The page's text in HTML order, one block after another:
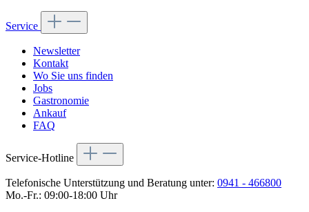
Service
Newsletter
Kontakt
Wo Sie uns finden
Jobs
Gastronomie
Ankauf
FAQ
Service-Hotline
Telefonische Unterstützung und Beratung unter: 0941 - 466800
Mo.-Fr.: 09:00-18:00 Uhr